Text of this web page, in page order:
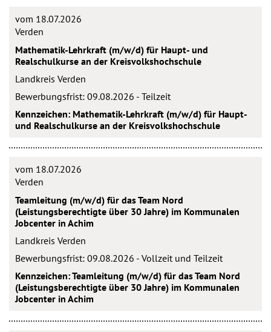
vom 18.07.2026
Verden
Mathematik-Lehrkraft (m/w/d) für Haupt- und
Realschulkurse an der Kreisvolkshochschule
Landkreis Verden
Bewerbungsfrist: 09.08.2026 - Teilzeit
Kennzeichen: Mathematik-Lehrkraft (m/w/d) für Haupt-
und Realschulkurse an der Kreisvolkshochschule
vom 18.07.2026
Verden
Teamleitung (m/w/d) für das Team Nord
(Leistungsberechtigte über 30 Jahre) im Kommunalen
Jobcenter in Achim
Landkreis Verden
Bewerbungsfrist: 09.08.2026 - Vollzeit und Teilzeit
Kennzeichen: Teamleitung (m/w/d) für das Team Nord
(Leistungsberechtigte über 30 Jahre) im Kommunalen
Jobcenter in Achim